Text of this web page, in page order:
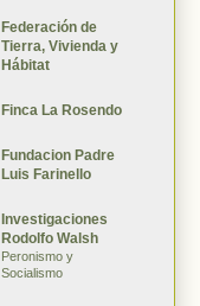
Federación de
Tierra, Vivienda y
Hábitat
Finca La Rosendo
Fundacion Padre
Luis Farinello
Investigaciones
Rodolfo Walsh
Peronismo y
Socialismo